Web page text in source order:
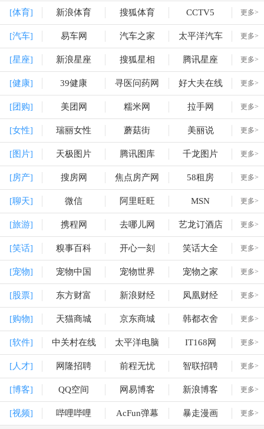
[体育] 新浪体育 搜狐体育 CCTV5 更多>
[汽车] 易车网 汽车之家 太平洋汽车 更多>
[星座] 新浪星座 搜狐星相 腾讯星座 更多>
[健康] 39健康 寻医问药网 好大夫在线 更多>
[团购] 美团网 糯米网 拉手网 更多>
[女性] 瑞丽女性 蘑菇街 美丽说 更多>
[图片] 天极图片 腾讯图库 千龙图片 更多>
[房产] 搜房网 焦点房产网 58租房 更多>
[聊天] 微信 阿里旺旺 MSN 更多>
[旅游] 携程网 去哪儿网 艺龙订酒店 更多>
[笑话] 糗事百科 开心一刻 笑话大全 更多>
[宠物] 宠物中国 宠物世界 宠物之家 更多>
[股票] 东方财富 新浪财经 凤凰财经 更多>
[购物] 天猫商城 京东商城 韩都衣舍 更多>
[软件] 中关村在线 太平洋电脑 IT168网 更多>
[人才] 网隆招聘 前程无忧 智联招聘 更多>
[博客] QQ空间 网易博客 新浪博客 更多>
[视频] 哔哩哔哩 AcFun弹幕 暴走漫画 更多>